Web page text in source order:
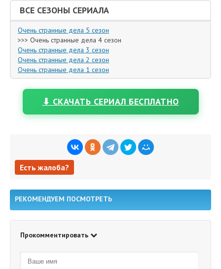
ВСЕ СЕЗОНЫ СЕРИАЛА
Очень странные дела 5 сезон
>>> Очень странные дела 4 сезон
Очень странные дела 3 сезон
Очень странные дела 2 сезон
Очень странные дела 1 сезон
⬇ СКАЧАТЬ СЕРИАЛ БЕСПЛАТНО
Есть жалоба?
РЕКОМЕНДУЕМ ПОСМОТРЕТЬ
Прокомментировать